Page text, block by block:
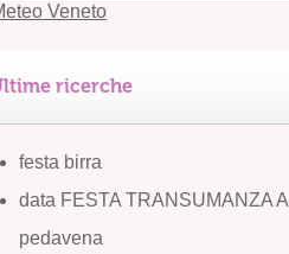
ricerche
festa birra
data FESTA TRANSUMANZA A
pedavena